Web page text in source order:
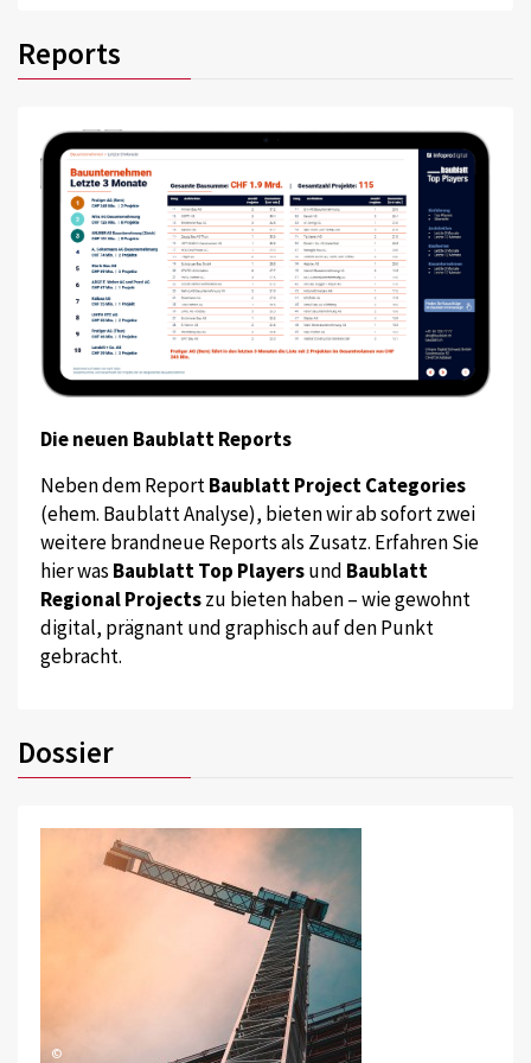
Reports
Die neuen Baublatt Reports
Neben dem ReportBaublatt Project Categories
(ehem. Baublatt Analyse), bieten wir ab sofort zwei
weitere brandneue Reports als Zusatz. Erfahren Sie
hier was Baublatt Top Playersund Baublatt
Regional Projectszu bieten haben – wie gewohnt
digital, prägnant und graphisch auf den Punkt
gebracht.
Dossier
©